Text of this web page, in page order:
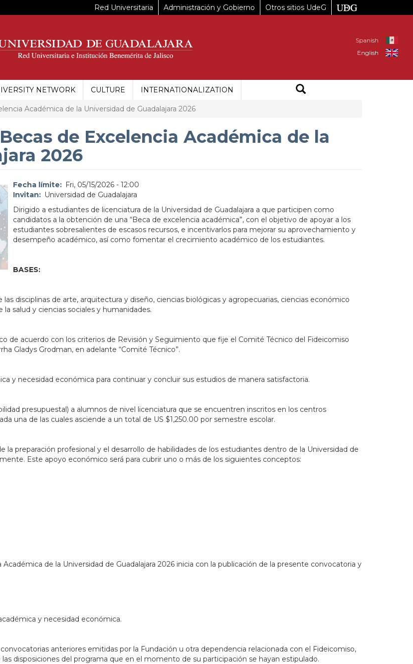
Red Universitaria Administración y Gobierno Otros sitios UdeG
Spanish
English
NETWORK CULTURE INTERNATIONALIZATION
Académica de la Universidad de Guadalajara 2026
de Excelencia Académica de la
2026
Fecha límite
Fri, 05/15/2026 - 12:00
Invitan
Universidad de Guadalajara
Dirigido a estudiantes de licenciatura de la Universidad de Guadalajara a que participen como
candidatos a la obtención de una “Beca de excelencia académica”, con el objetivo de apoyar a los
estudiantes sobresalientes de escasos recursos, e incentivarlos para mejorar su aprovechamiento y
desempeño académico, así como fomentar el crecimiento académico de los estudiantes.
BASES:
disciplinas de arte, arquitectura y diseño, ciencias biológicas y agropecuarias, ciencias económico
salud y ciencias sociales y humanidades.
de acuerdo con los criterios de Revisión y Seguimiento que fije el Comité Técnico del Fideicomiso
Gladys Grodman, en adelante “Comité Técnico”.
y necesidad económica para continuar y concluir sus estudios de manera satisfactoria.
presupuestal) a alumnos de nivel licenciatura que se encuentren inscritos en los centros
una de las cuales asciende a un total de US $1,250.00 por semestre escolar.
preparación profesional y el desarrollo de habilidades de los estudiantes dentro de la Universidad de
Este apoyo económico será para cubrir uno o más de los siguientes conceptos:
de la Universidad de Guadalajara 2026 inicia con la publicación de la presente convocatoria y
y necesidad económica.
anteriores emitidas por la Fundación u otra dependencia relacionada con el Fideicomiso,
disposiciones del programa que en el momento de su participación se hayan estipulado.